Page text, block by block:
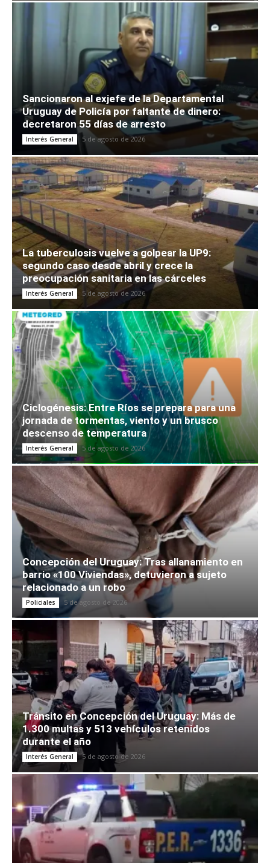
Sancionaron al exjefe de la Departamental
Uruguay de Policía por faltante de dinero:
decretaron 55 días de arresto
Interés General 5 de agosto de 2026
La tuberculosis vuelve a golpear la UP9:
segundo caso desde abril y crece la
preocupación sanitaria en las cárceles
Interés General 5 de agosto de 2026
Ciclogénesis: Entre Ríos se prepara para una
jornada de tormentas, viento y un brusco
descenso de temperatura
Interés General 5 de agosto de 2026
Concepción del Uruguay: Tras allanamiento en
barrio «100 Viviendas», detuvieron a sujeto
relacionado a un robo
Policiales 5 de agosto de 2026
Tránsito en Concepción del Uruguay: Más de
1.300 multas y 513 vehículos retenidos
durante el año
Interés General 5 de agosto de 2026